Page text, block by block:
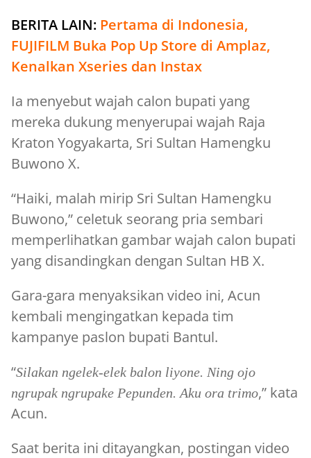
BERITA LAIN: Pertama di Indonesia,
FUJIFILM Buka Pop Up Store di Amplaz,
Kenalkan Xseries dan Instax
Ia menyebut wajah calon bupati yang
mereka dukung menyerupai wajah Raja
Kraton Yogyakarta, Sri Sultan Hamengku
Buwono X.
“Haiki, malah mirip Sri Sultan Hamengku
Buwono,” celetuk seorang pria sembari
memperlihatkan gambar wajah calon bupati
yang disandingkan dengan Sultan HB X.
Gara-gara menyaksikan video ini, Acun
kembali mengingatkan kepada tim
kampanye paslon bupati Bantul.
“Silakan ngelek-elek balon liyone. Ning ojo
ngrupak ngrupake Pepunden. Aku ora trimo,” kata
Acun.
Saat berita ini ditayangkan, postingan video